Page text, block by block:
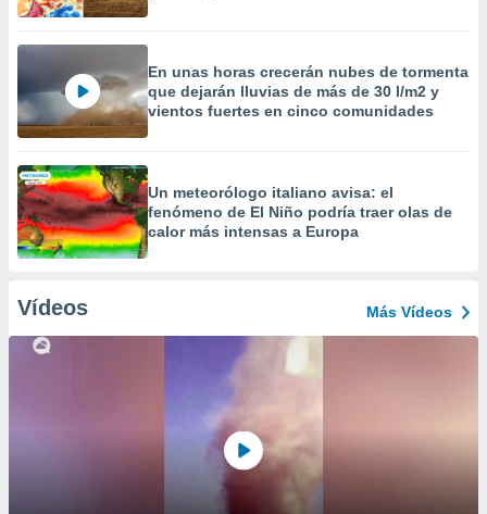
En unas horas crecerán nubes de tormenta
que dejarán lluvias de más de 30 l/m2 y
vientos fuertes en cinco comunidades
Un meteorólogo italiano avisa: el
fenómeno de El Niño podría traer olas de
calor más intensas a Europa
Vídeos Más Vídeos